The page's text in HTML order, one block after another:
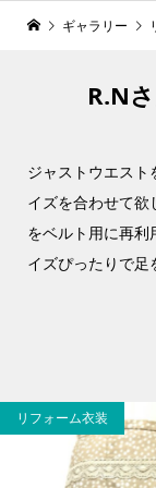
ギャラリー
R.N
ジャストウエス
イズを合わせて
をベルト用に再
イズぴったりで足
リフォーム衣装